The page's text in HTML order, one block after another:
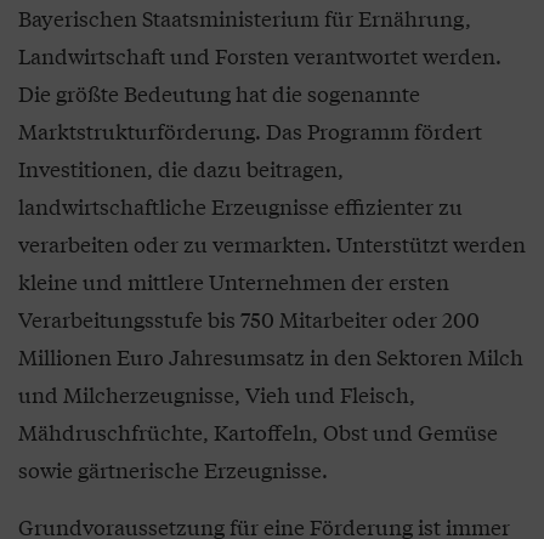
Bayerischen Staatsministerium für Ernährung,
Landwirtschaft und Forsten verantwortet werden.
Die größte Bedeutung hat die sogenannte
Marktstrukturförderung. Das Programm fördert
Investitionen, die dazu beitragen,
landwirtschaftliche Erzeugnisse effizienter zu
verarbeiten oder zu vermarkten. Unterstützt werden
kleine und mittlere Unternehmen der ersten
Verarbeitungsstufe bis 750 Mitarbeiter oder 200
Millionen Euro Jahresumsatz in den Sektoren Milch
und Milcherzeugnisse, Vieh und Fleisch,
Mähdruschfrüchte, Kartoffeln, Obst und Gemüse
sowie gärtnerische Erzeugnisse.
Grundvoraussetzung für eine Förderung ist immer